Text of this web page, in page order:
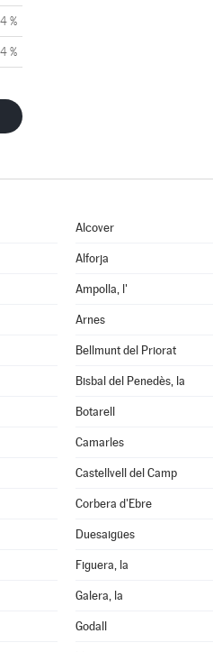
%
%
Alcover
Alforja
Ampolla, l'
Arnes
Bellmunt del Priorat
Bisbal del Penedès, la
Botarell
Camarles
Castellvell del Camp
Corbera d'Ebre
Duesaigües
Figuera, la
Galera, la
Godall